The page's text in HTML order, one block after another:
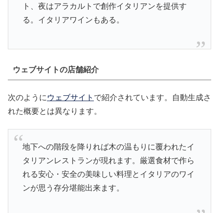
ト、夜はアラカルトで創作イタリアンを提供す
る。イタリアワインもある。
ウェブサイトの店舗紹介
次のように ウェブサイト で紹介されています。自動生成さ
れた概要とは異なります。
地下への階段を降りれば木の温もりに覆われたイ
タリアンレストランが現れます。厳選食材で作ら
れる安心・安全の美味しい料理とイタリアのワイ
ンが思う存分堪能出来ます。